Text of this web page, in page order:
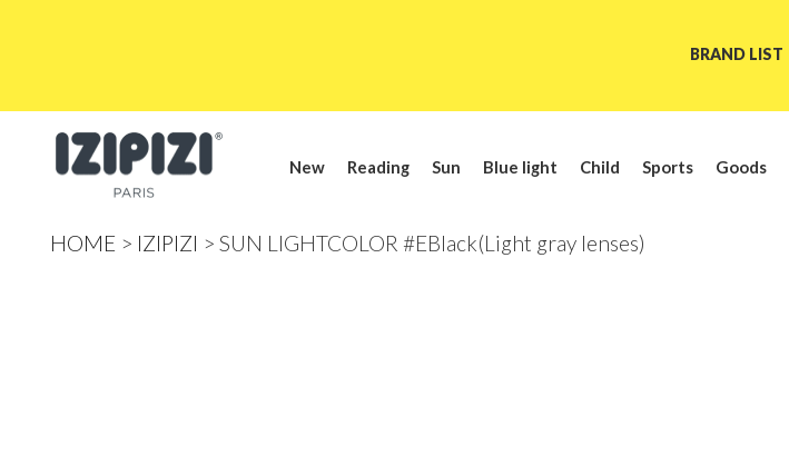
BRAND LIST
New Reading Sun Blue light Child Sports Goods
HOME IZIPIZI SUN LIGHTCOLOR #EBlack(Light gray lenses)